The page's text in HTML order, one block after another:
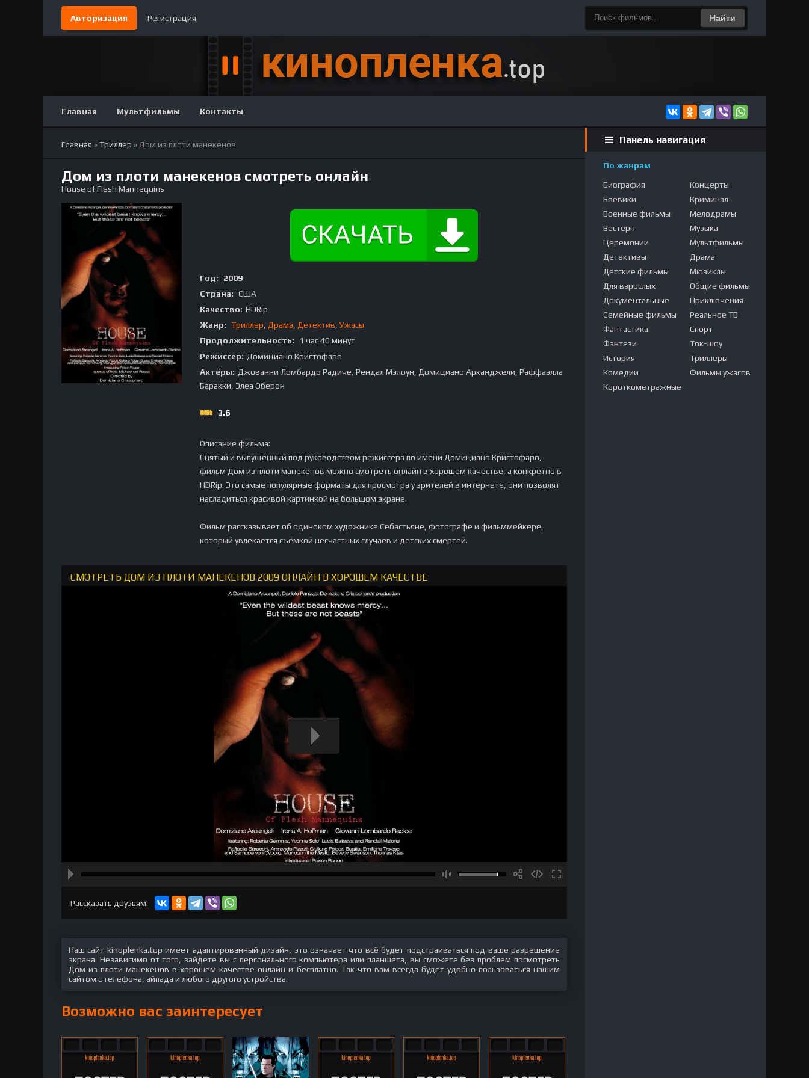
Авторизация Регистрация Найти
Главная Мультфильмы Контакты
Главная »Триллер » Дом из плоти манекенов
Дом из плоти манекенов смотреть онлайн
House of Flesh Mannequins
Год:
2009
Страна: США
Качество: HDRip
Жанр: Триллер Драма Детектив Ужасы
Продолжительность:
1 час 40 минут
Режиссер: Домициано Кристофаро
Актёры: Джованни Ломбардо Радиче, Рендал Мэлоун, Домициано Арканджели, Раффаэлла
Баракки, Элеа Оберон
3.6
Описание фильма:
Снятый и выпущенный под руководством режиссера по имени Домициано Кристофаро,
фильм Дом из плоти манекенов можно смотреть онлайн в хорошем качестве, а конкретно в
HDRip. Это самые популярные форматы для просмотра у зрителей в интернете, они позволят
насладиться красивой картинкой на большом экране.
Фильм рассказывает об одиноком художнике Себастьяне, фотографе и фильммейкере,
который увлекается съёмкой несчастных случаев и детских смертей.
СМОТРЕТЬ ДОМ ИЗ ПЛОТИ МАНЕКЕНОВ 2009 ОНЛАЙН В ХОРОШЕМ КАЧЕСТВЕ
Рассказать друзьям!
Наш сайт kinoplenka.top имеет адаптированный дизайн, это означает что всё будет подстраиваться под ваше разрешение
экрана. Независимо от того, зайдете вы с персонального компьютера или планшета, вы сможете без проблем посмотреть
Дом из плоти манекенов в хорошем качестве онлайн и бесплатно. Так что вам всегда будет удобно пользоваться нашим
сайтом с телефона, айпада и любого другого устройства.
Возможно вас заинтересует
Панель навигация
По жанрам
Биография
Боевики
Военные фильмы
Вестерн
Церемонии
Детективы
Детские фильмы
Для взрослых
Документальные
Семейные фильмы
Фантастика
Фэнтези
История
Комедии
Короткометражные
Концерты
Криминал
Мелодрамы
Музыка
Мультфильмы
Драма
Мюзиклы
Общие фильмы
Приключения
Реальное ТВ
Спорт
Ток-шоу
Триллеры
Фильмы ужасов